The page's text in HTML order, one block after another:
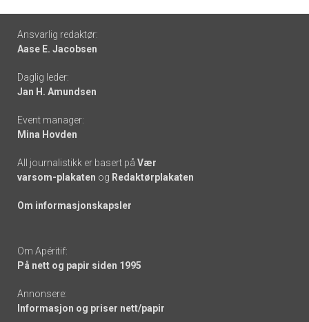
Footer
-
links
Ansvarlig redaktør:
Aase E. Jacobsen
Daglig leder:
Jan H. Amundsen
Event manager:
Mina Hovden
All journalistikk er basert på Vær
varsom-plakaten og Redaktørplakaten
Om informasjonskapsler
Om Apéritif:
På nett og papir siden 1995
Annonsere:
Informasjon og priser nett/papir